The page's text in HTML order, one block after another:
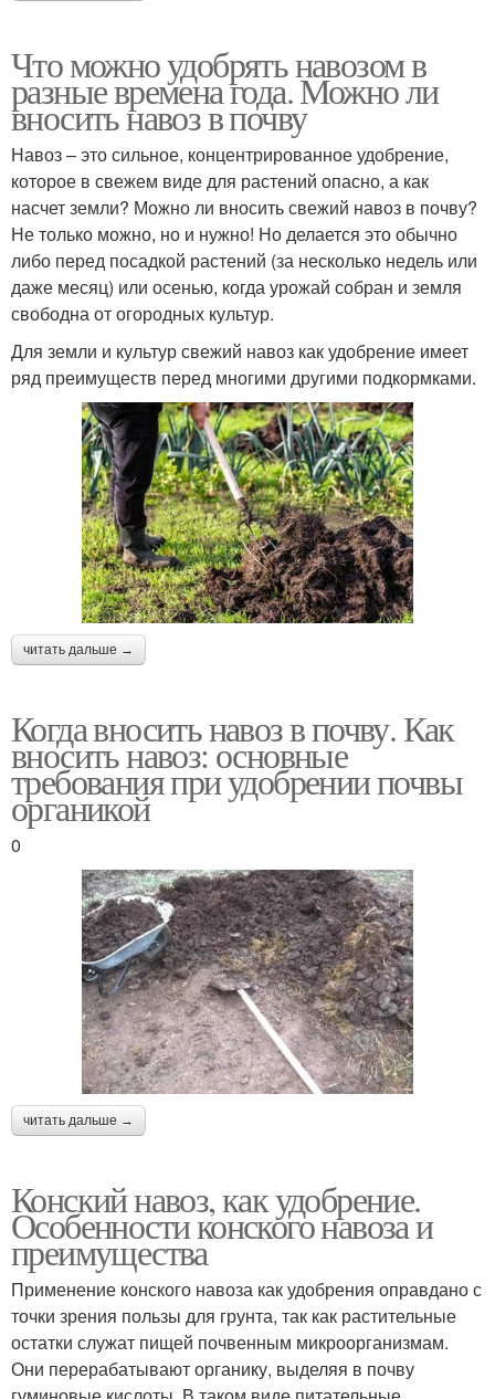
Что можно удобрять навозом в
разные времена года. Можно ли
вносить навоз в почву
Навоз – это сильное, концентрированное удобрение,
которое в свежем виде для растений опасно, а как
насчет земли? Можно ли вносить свежий навоз в почву?
Не только можно, но и нужно! Но делается это обычно
либо перед посадкой растений (за несколько недель или
даже месяц) или осенью, когда урожай собран и земля
свободна от огородных культур.
Для земли и культур свежий навоз как удобрение имеет
ряд преимуществ перед многими другими подкормками.
читать дальше →
Когда вносить навоз в почву. Как
вносить навоз: основные
требования при удобрении почвы
органикой
0
читать дальше →
Конский навоз, как удобрение.
Особенности конского навоза и
преимущества
Применение конского навоза как удобрения оправдано с
точки зрения пользы для грунта, так как растительные
остатки служат пищей почвенным микроорганизмам.
Они перерабатывают органику, выделяя в почву